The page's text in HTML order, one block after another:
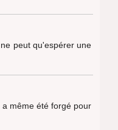
peut qu'espérer une
même été forgé pour